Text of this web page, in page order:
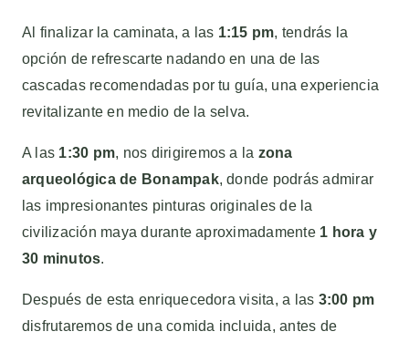
Al finalizar la caminata, a las 1:15 pm, tendrás la
opción de refrescarte nadando en una de las
cascadas recomendadas por tu guía, una experiencia
revitalizante en medio de la selva.
A las 1:30 pm, nos dirigiremos a la zona
arqueológica de Bonampak, donde podrás admirar
las impresionantes pinturas originales de la
civilización maya durante aproximadamente 1 hora y
30 minutos.
Después de esta enriquecedora visita, a las 3:00 pm
disfrutaremos de una comida incluida, antes de